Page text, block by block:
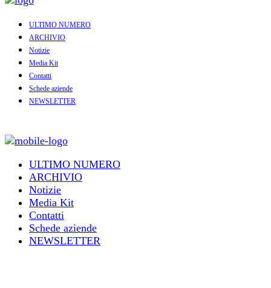
ULTIMO NUMERO
ARCHIVIO
Notizie
Media Kit
Contatti
Schede aziende
NEWSLETTER
ULTIMO NUMERO
ARCHIVIO
Notizie
Media Kit
Contatti
Schede aziende
NEWSLETTER